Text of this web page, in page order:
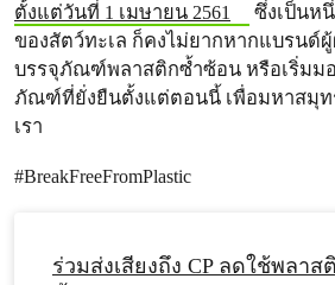
ตั้งแต่วันที่ 1 เมษายน 2561
ซึ่งเป็นห
ของสัตว์ทะเล ก็คงไม่ยากหากแบรนด์
บรรจุภัณฑ์พลาสติกซ้ำซ้อน หรือเริ่มม
ภัณฑ์ที่ยั่งยืนตั้งแต่ตอนนี้ เพื่อมหาสมุท
เรา
#BreakFreeFromPlastic
ร่วมส่งเสียงถึง CP ลดใช้พลาส